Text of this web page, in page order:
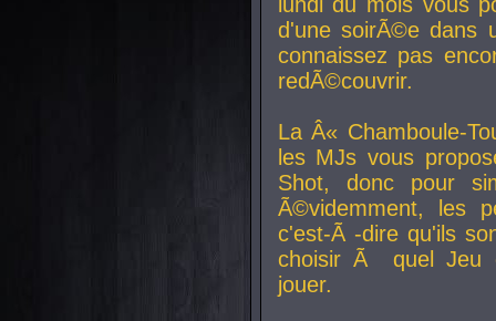
d'une soirÃ©e dans
connaissez pas
redÃ©couvrir.
La Â« Chamboule-
les MJs vous
Shot, donc pour
Ã©videmment, les
c'est-Ã -dire qu'ils
choisir Ã quel Jeu
jouer.